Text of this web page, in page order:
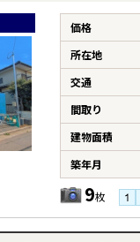
価格
所在地
交通
間取り
建物面積
築年月
9枚